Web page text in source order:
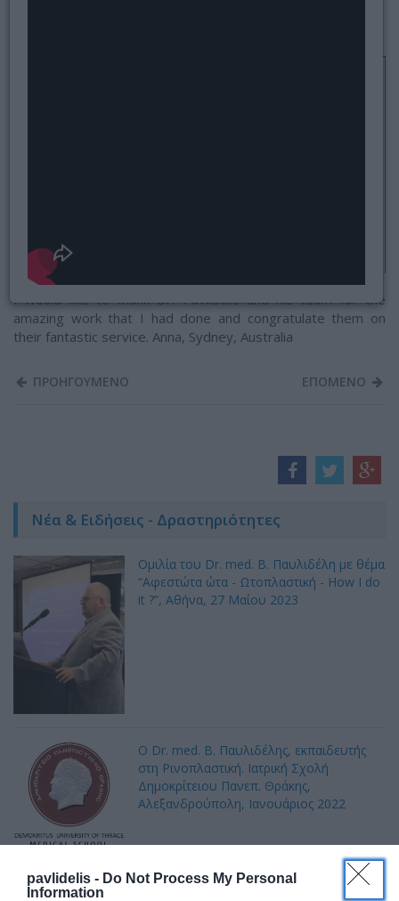
pavlidelis - Do Not Process My Personal
Information
I would like to thank Dr. Pavlidelis and his team for the
amazing work that I had done and congratulate them on
their fantastic service. Anna, Sydney, Australia
ΠΡΟΗΓΟΥΜΕΝΟ ΕΠΟΜΕΝΟ
Νέα & Ειδήσεις - Δραστηριότητες
Ομιλία του Dr. med. B. Παυλιδέλη με θέμα
“Αφεστώτα ώτα - Ωτοπλαστική - How I do
it ?”, Αθήνα, 27 Mαίου 2023
Ο Dr. med. Β. Παυλιδέλης, εκπαιδευτής
στη Ρινοπλαστική. Ιατρική Σχολή
Δημοκρίτειου Πανεπ. Θράκης,
Αλεξανδρούπολη, Ιανουάριος 2022
Εκπαίδευση στη Ρινοπλαστική 2022